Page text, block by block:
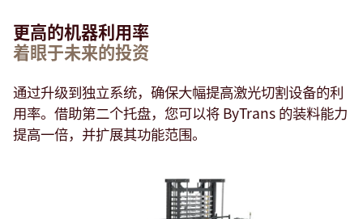
更高的机器利用率
着眼于未来的投资
通过升级到独立系统，确保大幅提高激光切割设备的利
用率。借助第二个托盘，您可以将 ByTrans 的装料能力
提高一倍，并扩展其功能范围。